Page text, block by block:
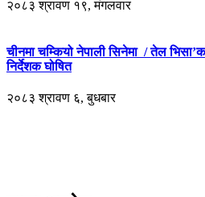
२०८३ श्रावण १९, मंगलवार
चीनमा चम्कियो नेपाली सिनेमा / तेल
निर्देशक घोषित
२०८३ श्रावण ६, बुधबार